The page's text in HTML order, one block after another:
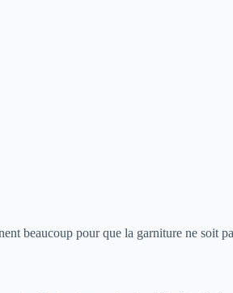
beaucoup pour que la garniture ne soit